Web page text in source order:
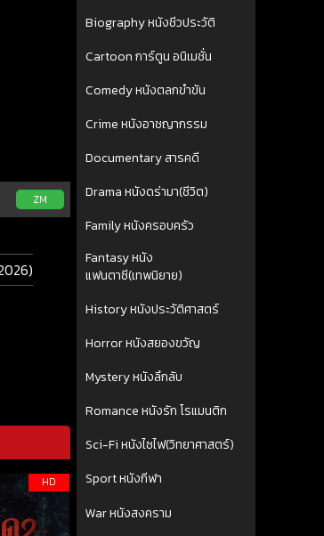
ZM
HD
Biography หนังชีวประวัติ
Cartoon การ์ตูน อนิเมชั่น
Comedy หนังตลกขำขัน
Crime หนังอาชญากรรม
Documentary สารคดี
Drama หนังดร่ามา(ชีวิต)
Family หนังครอบครัว
Fantasy หนัง
แฟนตาซี(เทพนิยาย)
History หนังประวัติศาสตร์
Horror หนังสยองขวัญ
Mystery หนังลึกลับ
Romance หนังรัก โรแมนติก
Sci-Fi หนังไซไฟ(วิทยาศาสตร์)
Sport หนังกีฬา
War หนังสงคราม